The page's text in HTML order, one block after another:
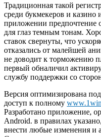
Традиционная такой
среди букмекеров и казино
приложении предпочтение
для глаз темным тонам.
ставок свернуты, что
отказались от малейшей
не доводит к торможению
первый обналичил
службу поддержки со
Версия оптимизирована
доступ к полному
Разработано приложение,
Android. в правилах
внести любые изменения и